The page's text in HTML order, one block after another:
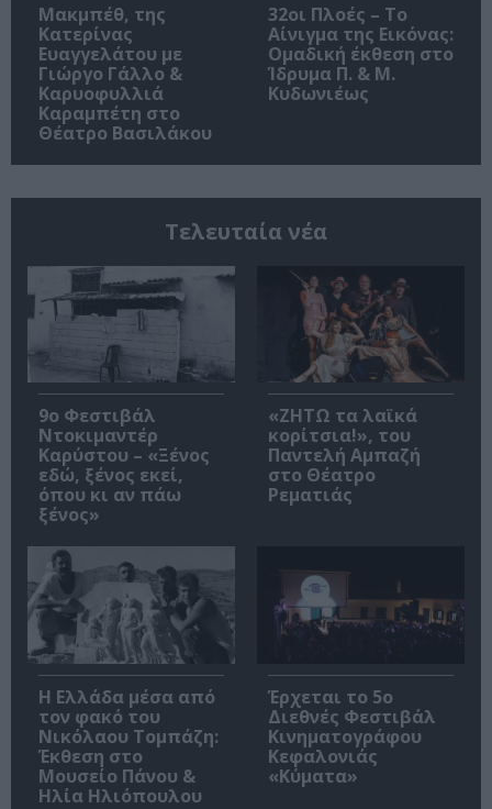
Μακμπέθ, της
Κατερίνας
Ευαγγελάτου με
Γιώργο Γάλλο &
Καρυοφυλλιά
Καραμπέτη στο
Θέατρο Βασιλάκου
32οι Πλοές – Το
Αίνιγμα της Εικόνας:
Ομαδική έκθεση στο
Ίδρυμα Π. & Μ.
Κυδωνιέως
Τελευταία νέα
9ο Φεστιβάλ
Ντοκιμαντέρ
Καρύστου – «Ξένος
εδώ, ξένος εκεί,
όπου κι αν πάω
ξένος»
«ΖΗΤΩ τα λαϊκά
κορίτσια!», του
Παντελή Αμπαζή
στο Θέατρο
Ρεματιάς
Η Ελλάδα μέσα από
τον φακό του
Νικόλαου Τομπάζη:
Έκθεση στο
Μουσείο Πάνου &
Ηλία Ηλιόπουλου
Έρχεται το 5ο
Διεθνές Φεστιβάλ
Κινηματογράφου
Κεφαλονιάς
«Κύματα»